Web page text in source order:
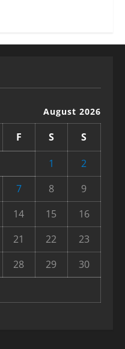
August 2026
F S
S
1
2
7 8
9
14 15
16
21 22
23
28 29
30